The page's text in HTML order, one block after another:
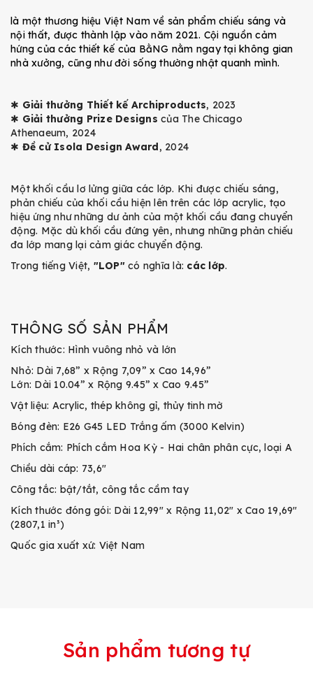
là một thương hiệu Việt Nam về sản phẩm chiếu sáng và
nội thất, được thành lập vào năm 2021. Cội nguồn cảm
hứng của các thiết kế của BằNG nằm ngay tại không gian
nhà xưởng, cũng như đời sống thường nhật quanh mình.
✱ Giải thưởng Thiết kế Archiproducts, 2023
✱ Giải thưởng Prize Designs của The Chicago
Athenaeum, 2024
✱ Đề cử Isola Design Award, 2024
Một khối cầu lơ lửng giữa các lớp. Khi được chiếu sáng,
phản chiếu của khối cầu hiện lên trên các lớp acrylic, tạo
hiệu ứng như những dư ảnh của một khối cầu đang chuyển
động. Mặc dù khối cầu đứng yên, nhưng những phản chiếu
đa lớp mang lại cảm giác chuyển động.
Trong tiếng Việt, "LOP"có nghĩa là: các lớp.
THÔNG SỐ SẢN PHẨM
Kích thước: Hình vuông nhỏ và lớn
Nhỏ: Dài 7,68” x Rộng 7,09” x Cao 14,96”
Lớn: Dài 10.04” x Rộng 9.45” x Cao 9.45”
Vật liệu: Acrylic, thép không gỉ, thủy tinh mờ
Bóng đèn: E26 G45 LED Trắng ấm (3000 Kelvin)
Phích cắm: Phích cắm Hoa Kỳ - Hai chân phân cực, loại A
Chiều dài cáp: 73,6"
Công tắc: bật/tắt, công tắc cầm tay
Kích thước đóng gói: Dài 12,99" x Rộng 11,02" x Cao 19,69"
(2807,1 in³)
Quốc gia xuất xứ: Việt Nam
Sản phẩm tương tự